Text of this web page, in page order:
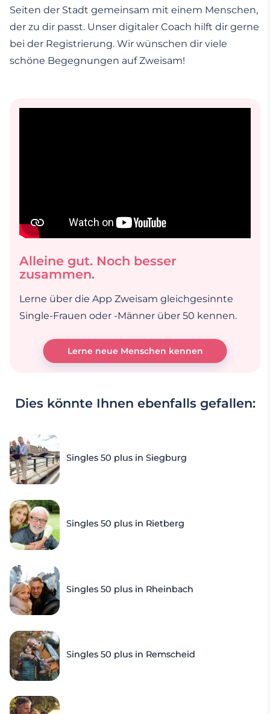
Seiten der Stadt gemeinsam mit einem Menschen,
der zu dir passt. Unser digitaler Coach hilft dir gerne
bei der Registrierung. Wir wünschen dir viele
schöne Begegnungen auf Zweisam!
Alleine gut. Noch besser
zusammen.
Lerne über die App Zweisam gleichgesinnte
Single-Frauen oder -Männer über 50 kennen.
Lerne neue Menschen kennen
Dies könnte Ihnen ebenfalls gefallen:
Singles 50 plus in Siegburg
Singles 50 plus in Rietberg
Singles 50 plus in Rheinbach
Singles 50 plus in Remscheid